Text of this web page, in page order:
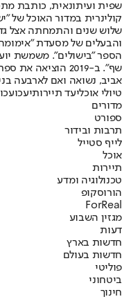
שפית ועיתונאית, כותבת
קולינרית במדור האוכל של
שלוש שנים והתמחתה אצל
והבעלים של מסעדת
הספר "בישולים". משמשת
שף". ב-2019
אביב, נשואה ואם לארבעה
טיולי אוכליעד תיירותיעכו
מדורים
ספורט
תרבות ובידור
לייף סטייל
אוכל
תיירות
טכנולוגיה ומדע
הורוסקופ
ForReal
מגזין השבוע
דעות
חדשות בארץ
חדשות בעולם
פוליטי
ביטחוני
חינוך